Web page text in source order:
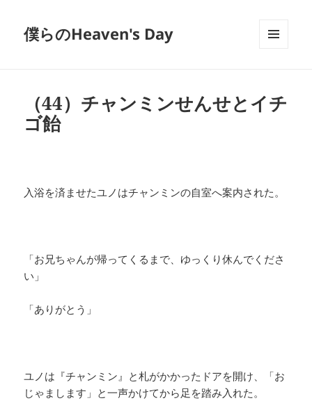
僕らのHeaven's Day
（44）チャンミンせんせとイチ
ゴ飴
入浴を済ませたユノはチャンミンの自室へ案内された。
「お兄ちゃんが帰ってくるまで、ゆっくり休んでくださ
い」
「ありがとう」
ユノは『チャンミン』と札がかかったドアを開け、「お
じゃまします」と一声かけてから足を踏み入れた。